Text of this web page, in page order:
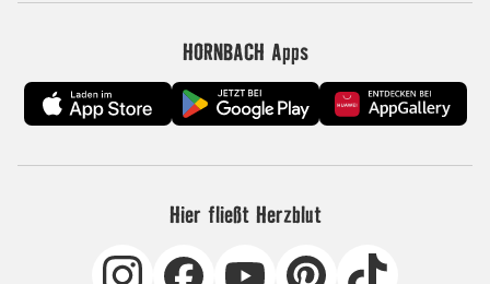
HORNBACH Apps
Hier fließt Herzblut